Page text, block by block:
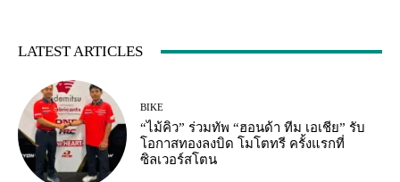
LATEST ARTICLES
BIKE
“ไม้คิว” ร่วมทัพ “ฮอนด้า ทีม เอเชีย” รับ
โอกาสทองลงบิด โมโตทรี ครั้งแรกที่
ซิลเวอร์สโตน